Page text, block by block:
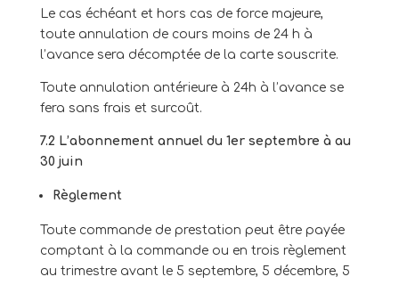
Le cas échéant et hors cas de force majeure,
toute annulation de cours moins de 24 h à
l’avance sera décomptée de la carte souscrite.
Toute annulation antérieure à 24h à l’avance se
fera sans frais et surcoût.
7.2 L’abonnement annuel du 1erseptembre à au
30 juin
Règlement
Toute commande de prestation peut être payée
comptant à la commande ou en trois règlement
au trimestre avant le 5 septembre, 5 décembre, 5